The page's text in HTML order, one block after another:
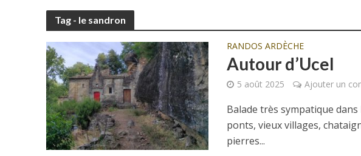
Tag - le sandron
RANDOS ARDÈCHE
Autour d’Ucel
5 août 2025 Ajouter un
Balade très sympatique
ponts, vieux villages,
pierres...